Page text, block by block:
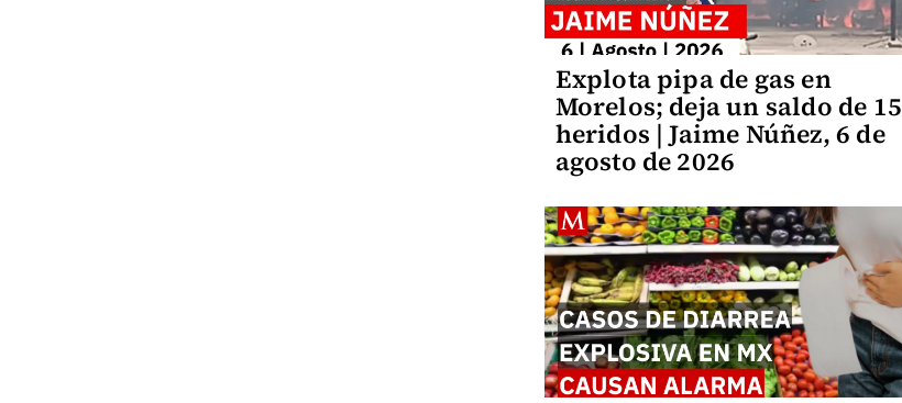
Explota pipa de gas en
Morelos; deja un saldo de 15
heridos | Jaime Núñez, 6 de
agosto de 2026